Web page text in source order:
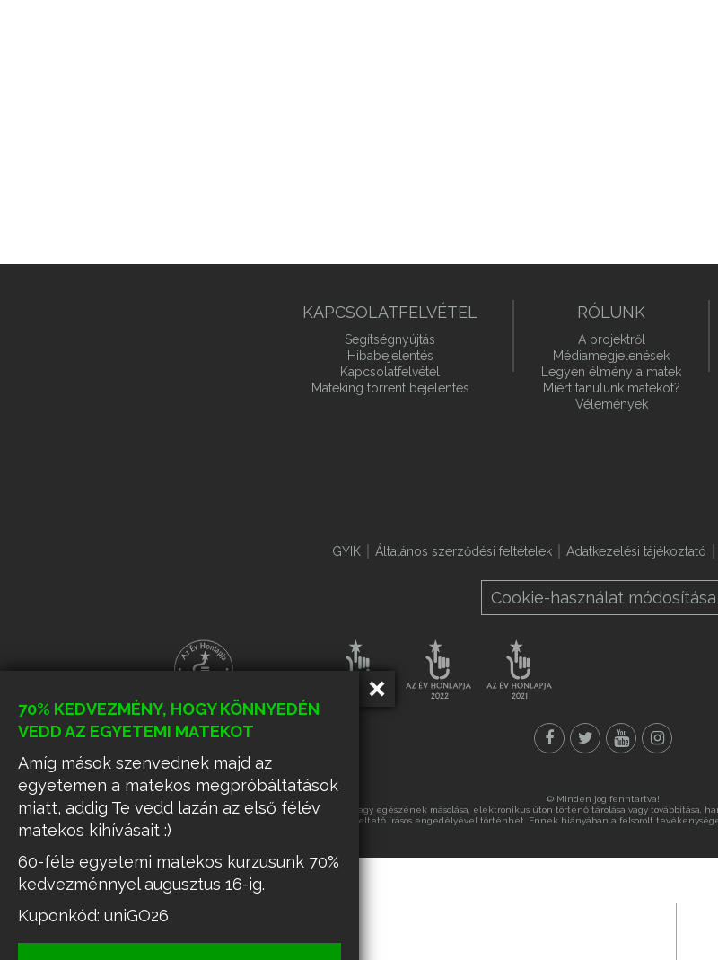
70% KEDVEZMÉNY, HOGY KÖNNYEDÉN
VEDD AZ EGYETEMI MATEKOT
Amíg mások szenvednek majd az
egyetemen a matekos megpróbáltatások
miatt, addig Te vedd lazán az első félév
matekos kihívásait :)
60-féle egyetemi matekos kurzusunk 70%
kedvezménnyel augusztus 16-ig.
Kuponkód: uniGO26
KAPCSOLATFELVÉTEL
Segítségnyújtás
Hibabejelentés
Kapcsolatfelvétel
Mateking torrent bejelentés
RÓLUNK
A projektről
Médiamegjelenések
Legyen élmény a matek
Miért tanulunk matekot?
Vélemények
GYIK Általános szerződési feltételek Adatkezelési tájékoztató
Cookie-használat módosítása
© Minden jog fenntartva!
Az oldalon található tartalmak részének vagy egészének másolása, elektronikus úton történő tárolása vagy továbbítása,
üzemeltető írásos engedélyével történhet. Ennek hiányában a felsorolt